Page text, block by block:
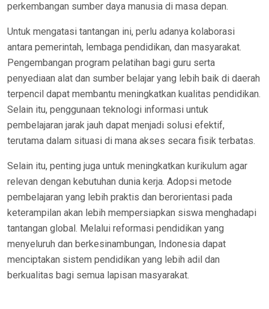
perkembangan sumber daya manusia di masa depan.
Untuk mengatasi tantangan ini, perlu adanya kolaborasi
antara pemerintah, lembaga pendidikan, dan masyarakat.
Pengembangan program pelatihan bagi guru serta
penyediaan alat dan sumber belajar yang lebih baik di daerah
terpencil dapat membantu meningkatkan kualitas pendidikan.
Selain itu, penggunaan teknologi informasi untuk
pembelajaran jarak jauh dapat menjadi solusi efektif,
terutama dalam situasi di mana akses secara fisik terbatas.
Selain itu, penting juga untuk meningkatkan kurikulum agar
relevan dengan kebutuhan dunia kerja. Adopsi metode
pembelajaran yang lebih praktis dan berorientasi pada
keterampilan akan lebih mempersiapkan siswa menghadapi
tantangan global. Melalui reformasi pendidikan yang
menyeluruh dan berkesinambungan, Indonesia dapat
menciptakan sistem pendidikan yang lebih adil dan
berkualitas bagi semua lapisan masyarakat.